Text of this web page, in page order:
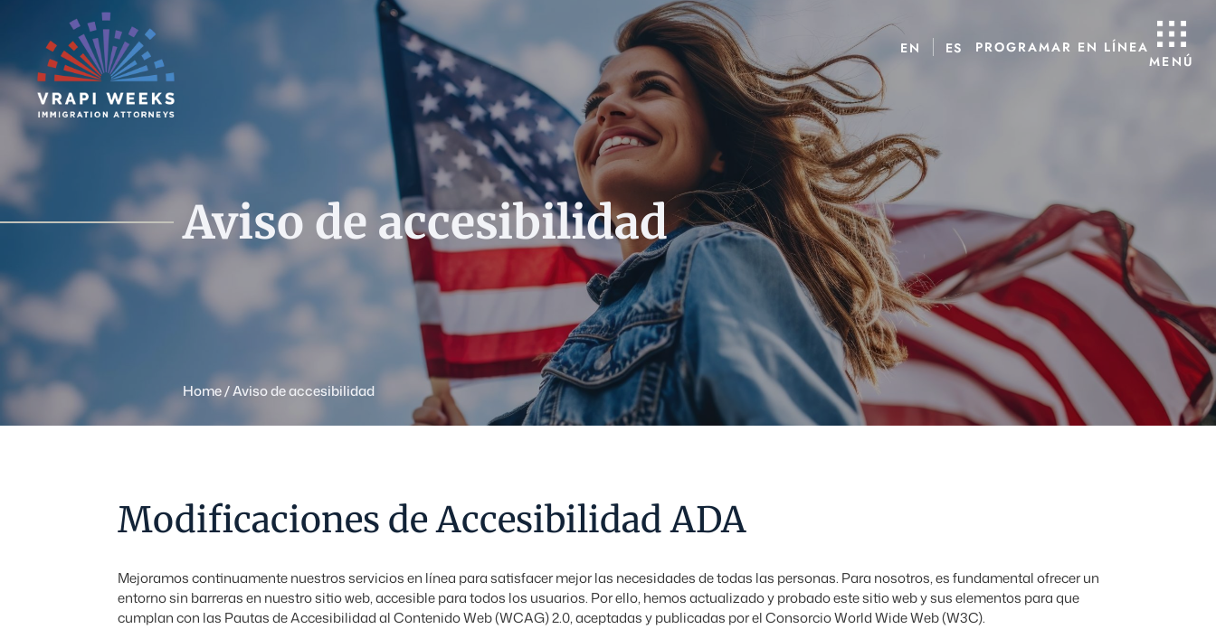
contenido
EN ES
PROGRAMAR EN LÍNEA
MENÚ
Aviso de accesibilidad
Home/Aviso de accesibilidad
Modificaciones de Accesibilidad ADA
Mejoramos continuamente nuestros servicios en línea para satisfacer mejor las necesidades de todas las personas. Para nosotros, es fundamental ofrecer un
entorno sin barreras en nuestro sitio web, accesible para todos los usuarios. Por ello, hemos actualizado y probado este sitio web y sus elementos para que
cumplan con las Pautas de Accesibilidad al Contenido Web (WCAG) 2.0, aceptadas y publicadas por el Consorcio World Wide Web (W3C).